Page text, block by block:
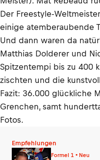
Der Freestyle-
einige atemberaubende
Und dann waren da
Matthias Dolderer und
Spitzentempi bis zu 400
zischten und die
Fazit: 36.000 glückliche
Grenchen, samt
Fotos.
Empfehlungen
Formel 1 • Neu